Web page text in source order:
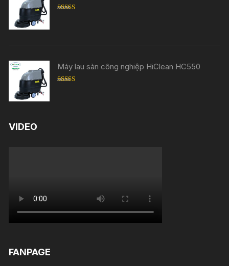
Máy lau sàn công nghiệp HiClean HC550
VIDEO
FANPAGE